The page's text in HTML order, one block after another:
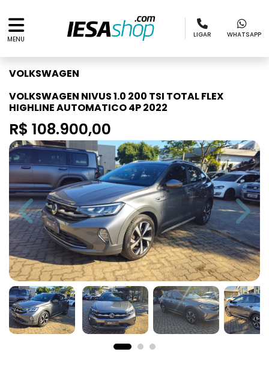
MENU
LIGAR WHATSAPP
VOLKSWAGEN
VOLKSWAGEN NIVUS 1.0 200 TSI TOTAL FLEX
HIGHLINE AUTOMATICO 4P 2022
R$ 108.900,00
Previous Next